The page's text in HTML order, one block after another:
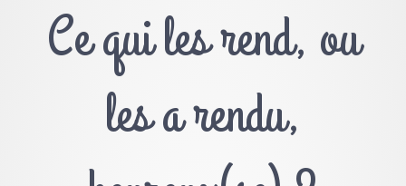
Ce qui les rend, ou
les a rendu,